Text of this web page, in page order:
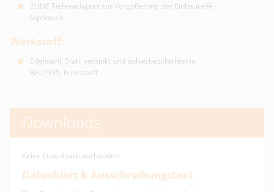
2LINE Tiefenadapter zur Vergößerung der Einbautiefe
(optional)
Werkstoff:
Edelstahl, Stahl verzinkt und pulverbeschichtet in
RAL7035, Kunststoff
Downloads
Keine Downloads vorhanden
Datenblatt & Ausschreibungstext